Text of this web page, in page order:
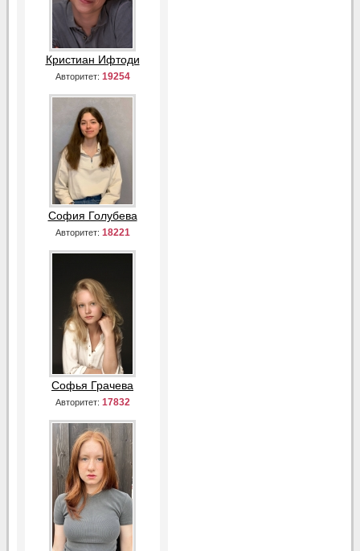
Кристиан Ифтоди
Авторитет: 19254
София Голубева
Авторитет: 18221
Софья Грачева
Авторитет: 17832